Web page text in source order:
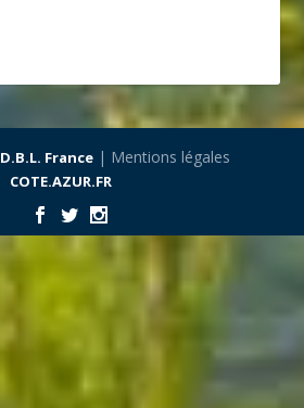
D.B.L. France| Mentions légales
COTE.AZUR.FR